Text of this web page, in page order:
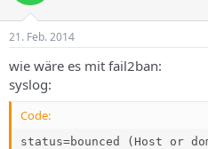
21. Feb. 2014
wie wäre es mit fail2ban:
syslog:
Code:
status=bounced (Host or